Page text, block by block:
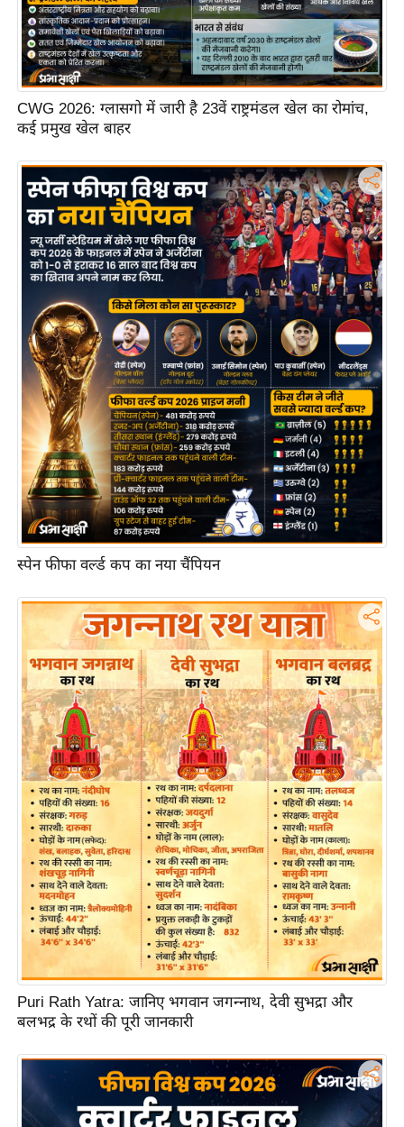
सा
म
यि
क
मा
भू
मि
स्तं
भ
आ
र
.
आ
ई
.
चा
य
प
र
मी
ध
र्म
ज्यो
ति
ष
प्र
भु
मा
र्म
ल
व्र
त्यो
हा
र
CWG 2026: ग्लासगो में जारी है 23वें राष्ट्रमंडल खेल का रोमांच,
कई प्रमुख खेल बाहर
स्पेन फीफा वर्ल्ड कप का नया चैंपियन
Puri Rath Yatra: जानिए भगवान जगन्नाथ, देवी सुभद्रा और
बलभद्र के रथों की पूरी जानकारी